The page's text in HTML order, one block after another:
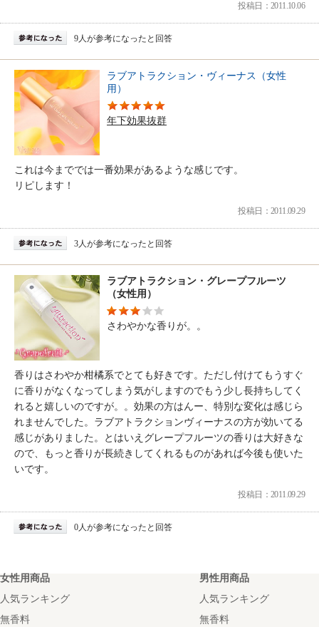
投稿日：2011.10.06
9人が参考になったと回答
ラブアトラクション・ヴィーナス（女性
用）
年下効果抜群
これは今まででは一番効果があるような感じです。
リピします！
投稿日：2011.09.29
3人が参考になったと回答
ラブアトラクション・グレープフルーツ
（女性用）
さわやかな香りが。。
香りはさわやか柑橘系でとても好きです。ただし付けてもうすぐ
に香りがなくなってしまう気がしますのでもう少し長持ちしてく
れると嬉しいのですが。。効果の方はんー、特別な変化は感じら
れませんでした。ラブアトラクションヴィーナスの方が効いてる
感じがありました。とはいえグレープフルーツの香りは大好きな
ので、もっと香りが長続きしてくれるものがあれば今後も使いた
いです。
投稿日：2011.09.29
0人が参考になったと回答
女性用商品
人気ランキング
無香料
男性用商品
人気ランキング
無香料